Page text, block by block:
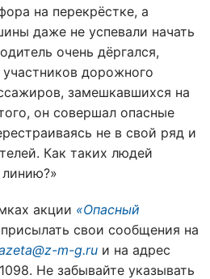
на перекрёстке, а
даже не успевали начать
очень дёргался,
дорожного
замешкавшихся на
он совершал опасные
не в свой ряд и
Как таких людей
акции «Опасный
свои сообщения на
m-g.ru и на адрес
Не забывайте указывать